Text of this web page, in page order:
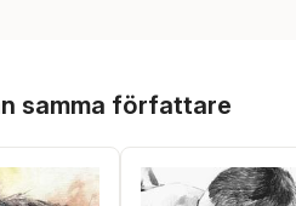
samma författare